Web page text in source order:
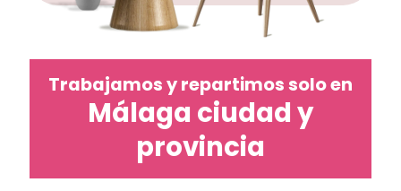
Trabajamos y repartimos solo en
Málaga ciudad y
provincia